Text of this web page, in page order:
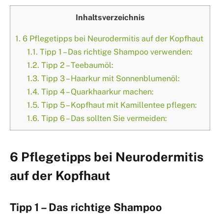
Inhaltsverzeichnis
1. 6 Pflegetipps bei Neurodermitis auf der Kopfhaut
1.1. Tipp 1 – Das richtige Shampoo verwenden:
1.2. Tipp 2 – Teebaumöl:
1.3. Tipp 3 – Haarkur mit Sonnenblumenöl:
1.4. Tipp 4 – Quarkhaarkur machen:
1.5. Tipp 5 – Kopfhaut mit Kamillentee pflegen:
1.6. Tipp 6 – Das sollten Sie vermeiden:
6 Pflegetipps bei Neurodermitis
auf der Kopfhaut
Tipp 1 – Das richtige Shampoo